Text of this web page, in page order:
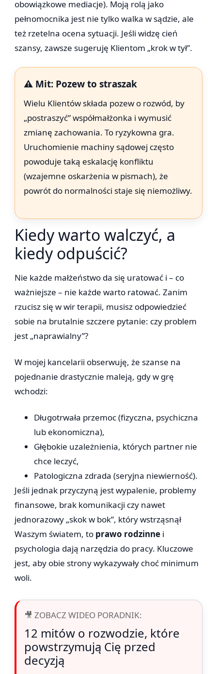
obowiązkowe mediacje). Moją rolą jako
pełnomocnika jest nie tylko walka w sądzie, ale
też rzetelna ocena sytuacji. Jeśli widzę cień
szansy, zawsze sugeruję Klientom „krok w tył”.
⚠️ Mit: Pozew to straszak
Wielu Klientów składa pozew o rozwód, by
„postraszyć” współmałżonka i wymusić
zmianę zachowania. To ryzykowna gra.
Uruchomienie machiny sądowej często
powoduje taką eskalację konfliktu
(wzajemne oskarżenia w pismach), że
powrót do normalności staje się niemożliwy.
Kiedy warto walczyć, a
kiedy odpuścić?
Nie każde małżeństwo da się uratować i – co
ważniejsze – nie każde warto ratować. Zanim
rzucisz się w wir terapii, musisz odpowiedzieć
sobie na brutalnie szczere pytanie: czy problem
jest „naprawialny”?
W mojej kancelarii obserwuję, że szanse na
pojednanie drastycznie maleją, gdy w grę
wchodzi:
Długotrwała przemoc (fizyczna, psychiczna
lub ekonomiczna),
Głębokie uzależnienia, których partner nie
chce leczyć,
Patologiczna zdrada (seryjna niewierność).
Jeśli jednak przyczyną jest wypalenie, problemy
finansowe, brak komunikacji czy nawet
jednorazowy „skok w bok”, który wstrząsnął
Waszym światem, to prawo rodzinne i
psychologia dają narzędzia do pracy. Kluczowe
jest, aby obie strony wykazywały choć minimum
woli.
🎥 ZOBACZ WIDEO PORADNIK:
12 mitów o rozwodzie, które
powstrzymują Cię przed
decyzją